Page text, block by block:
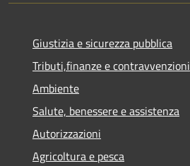
Giustizia e sicurezza pubblica
Tributi,finanze e contravvenzioni
Ambiente
Salute, benessere e assistenza
Autorizzazioni
Agricoltura e pesca